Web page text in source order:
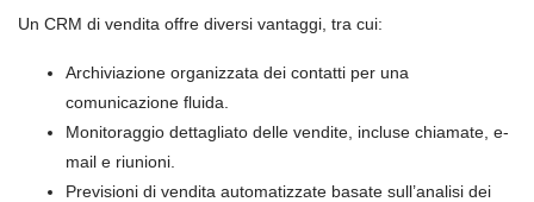
Un CRM di vendita offre diversi vantaggi, tra cui:
Archiviazione organizzata dei contatti per una
comunicazione fluida.
Monitoraggio dettagliato delle vendite, incluse chiamate, e-
mail e riunioni.
Previsioni di vendita automatizzate basate sull’analisi dei